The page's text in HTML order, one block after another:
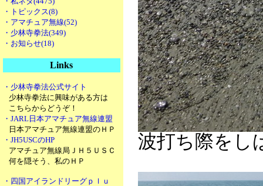
・トピックス(8)
・アマチュア無線(52)
・少林寺拳法(349)
・お知らせ(18)
Links
・少林寺拳法公式サイト
少林寺拳法に興味がある方は
こちらからどうぞ！
・JARL日本アマチュア無線連盟
日本アマチュア無線連盟のＨＰ
・JH5USCのHP
アマチュア無線局ＪＨ５ＵＳＣ
何を隠そう、私のＨＰ
・四国アイランドリーグｐｌｕ
波打ち際をし